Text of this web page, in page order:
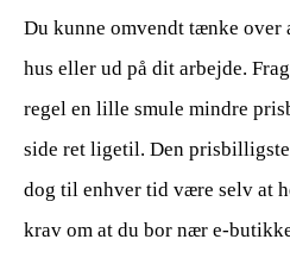
Du kunne omvendt tænke
hus eller ud på dit arbejde.
regel en lille smule mindre
side ret ligetil. Den
dog til enhver tid være selv at
krav om at du bor nær e-